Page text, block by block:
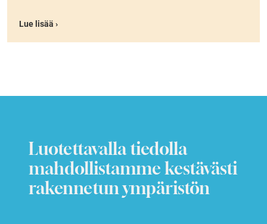
Lue lisää ›
Luotettavalla tiedolla
mahdollistamme kestävästi
rakennetun ympäristön